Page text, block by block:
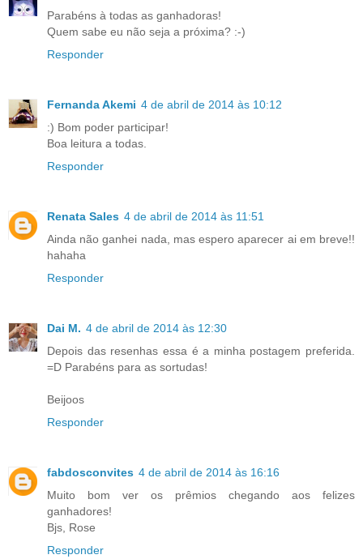
Parabéns à todas as ganhadoras!
Quem sabe eu não seja a próxima? :-)
Responder
Fernanda Akemi 4 de abril de 2014 às 10:12
:) Bom poder participar!
Boa leitura a todas.
Responder
Renata Sales 4 de abril de 2014 às 11:51
Ainda não ganhei nada, mas espero aparecer ai em breve!!
hahaha
Responder
Dai M. 4 de abril de 2014 às 12:30
Depois das resenhas essa é a minha postagem preferida.
=D Parabéns para as sortudas!
Beijoos
Responder
fabdosconvites 4 de abril de 2014 às 16:16
Muito bom ver os prêmios chegando aos felizes
ganhadores!
Bjs, Rose
Responder